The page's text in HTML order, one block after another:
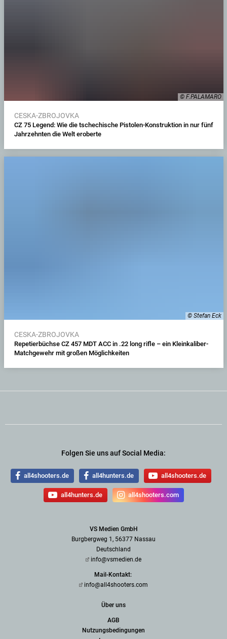
© F.PALAMARO
CESKA-ZBROJOVKA
CZ 75 Legend: Wie die tschechische Pistolen-Konstruktion in nur fünf
Jahrzehnten die Welt eroberte
© Stefan Eck
CESKA-ZBROJOVKA
Repetierbüchse CZ 457 MDT ACC in .22 long rifle – ein Kleinkaliber-
Matchgewehr mit großen Möglichkeiten
Folgen Sie uns auf Social Media:
all4shooters.de all4hunters.de all4shooters.de
all4hunters.de all4shooters.com
VS Medien GmbH
Burgbergweg 1, 56377 Nassau
Deutschland
info@vsmedien.de
Mail-Kontakt:
info@all4shooters.com
Über uns
AGB
Nutzungsbedingungen